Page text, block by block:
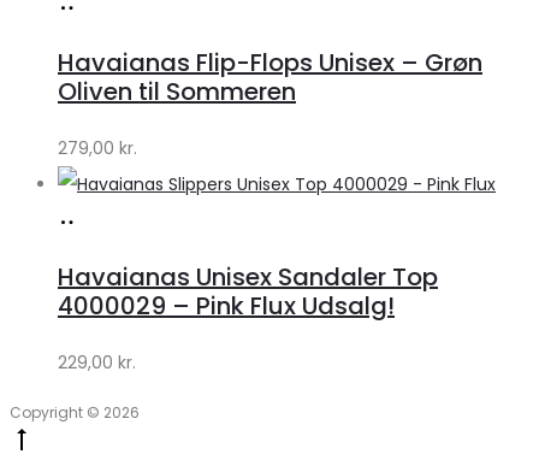
Klædeskabet.dk
Havaianas Flip-Flops Unisex – Grøn
Oliven til Sommeren
279,00 kr.
Klædeskabet.dk
Havaianas Unisex Sandaler Top
4000029 – Pink Flux Udsalg!
229,00 kr.
Copyright © 2026